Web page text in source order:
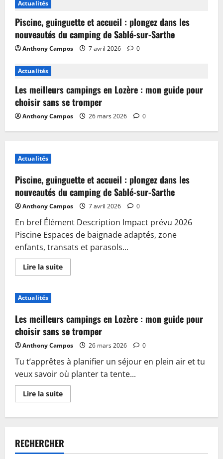
Actualités
Piscine, guinguette et accueil : plongez dans les
nouveautés du camping de Sablé-sur-Sarthe
Anthony Campos 7 avril 2026 0
Actualités
Les meilleurs campings en Lozère : mon guide pour
choisir sans se tromper
Anthony Campos 26 mars 2026 0
Actualités
Piscine, guinguette et accueil : plongez dans les
nouveautés du camping de Sablé-sur-Sarthe
Anthony Campos 7 avril 2026 0
En bref Élément Description Impact prévu 2026
Piscine Espaces de baignade adaptés, zone
enfants, transats et parasols...
Lire la suiteEn
savoir
accueil
:
plongez
dans
les
nouveautés
du
camping
de
Sablé-
sur-
Sarthe
Actualités
Les meilleurs campings en Lozère : mon guide pour
choisir sans se tromper
Anthony Campos 26 mars 2026 0
Tu t’apprêtes à planifier un séjour en plein air et tu
veux savoir où planter ta tente...
Lire la suiteEn
savoir
en
Lozère
:
RECHERCHER